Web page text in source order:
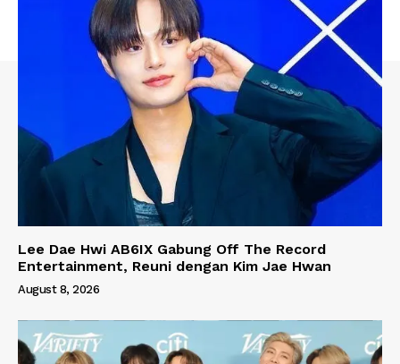
Lee Dae Hwi AB6IX Gabung Off The Record
Entertainment, Reuni dengan Kim Jae Hwan
August 8, 2026